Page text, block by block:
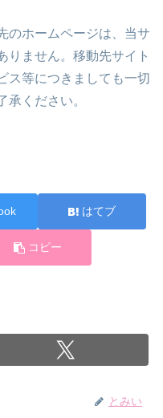
のホームページは、当サ
りません。移動先サイト
ス等につきましても一切
承ください。
はてブ
コピー
とみい